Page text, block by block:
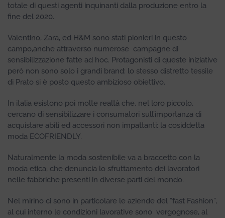
totale di questi agenti inquinanti dalla produzione entro la
fine del 2020.
Valentino, Zara, ed H&M sono stati pionieri in questo
campo,anche attraverso numerose campagne di
sensibilizzazione fatte ad hoc. Protagonisti di queste iniziative
però non sono solo i grandi brand: lo stesso distretto tessile
di Prato si è posto questo ambizioso obiettivo.
In italia esistono poi molte realtà che, nel loro piccolo,
cercano di sensibilizzare i consumatori sull’importanza di
acquistare abiti ed accessori non impattanti: la cosiddetta
moda ECOFRIENDLY.
Naturalmente la moda sostenibile va a braccetto con la
moda etica, che denuncia lo sfruttamento dei lavoratori
nelle fabbriche presenti in diverse parti del mondo.
Nel mirino ci sono in particolare le aziende del “fast Fashion”,
al cui interno le condizioni lavorative sono vergognose, al